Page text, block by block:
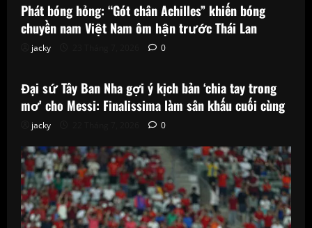
Phát bóng hỏng: “Gót chân Achilles” khiến bóng
chuyền nam Việt Nam ôm hận trước Thái Lan
jacky 0
Phân Tích Chuyên Gia
Đại sứ Tây Ban Nha gợi ý kịch bản ‘chia tay trong
mơ’ cho Messi: Finalissima làm sân khấu cuối cùng
jacky 0